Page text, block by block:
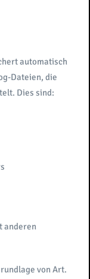
automatisch
Dateien, die
Dies sind:
anderen
von Art.